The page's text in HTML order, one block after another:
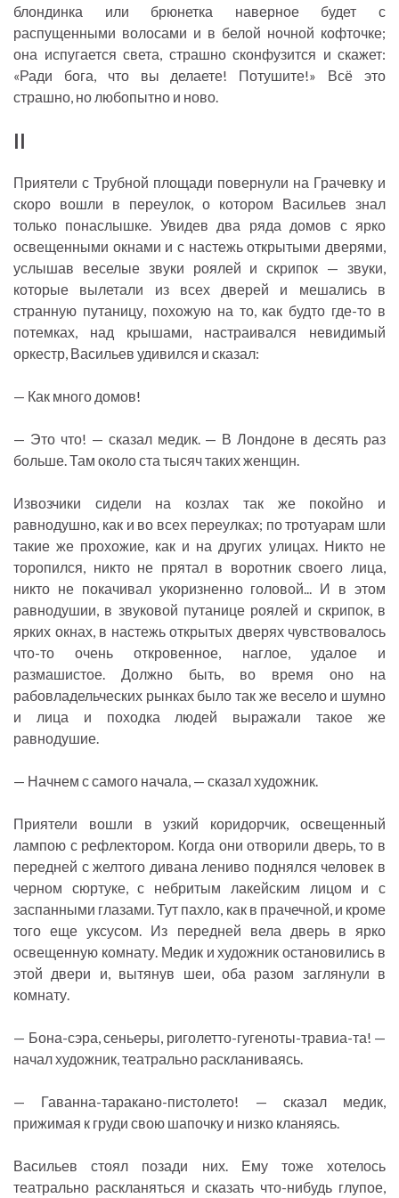
блондинка или брюнетка наверное будет с
распущенными волосами и в белой ночной кофточке;
она испугается света, страшно сконфузится и скажет:
«Ради бога, что вы делаете! Потушите!» Всё это
страшно, но любопытно и ново.
II
Приятели с Трубной площади повернули на Грачевку и
скоро вошли в переулок, о котором Васильев знал
только понаслышке. Увидев два ряда домов с ярко
освещенными окнами и с настежь открытыми дверями,
услышав веселые звуки роялей и скрипок — звуки,
которые вылетали из всех дверей и мешались в
странную путаницу, похожую на то, как будто где-то в
потемках, над крышами, настраивался невидимый
оркестр, Васильев удивился и сказал:
— Как много домов!
— Это что! — сказал медик. — В Лондоне в десять раз
больше. Там около ста тысяч таких женщин.
Извозчики сидели на козлах так же покойно и
равнодушно, как и во всех переулках; по тротуарам шли
такие же прохожие, как и на других улицах. Никто не
торопился, никто не прятал в воротник своего лица,
никто не покачивал укоризненно головой... И в этом
равнодушии, в звуковой путанице роялей и скрипок, в
ярких окнах, в настежь открытых дверях чувствовалось
что-то очень откровенное, наглое, удалое и
размашистое. Должно быть, во время оно на
рабовладельческих рынках было так же весело и шумно
и лица и походка людей выражали такое же
равнодушие.
— Начнем с самого начала, — сказал художник.
Приятели вошли в узкий коридорчик, освещенный
лампою с рефлектором. Когда они отворили дверь, то в
передней с желтого дивана лениво поднялся человек в
черном сюртуке, с небритым лакейским лицом и с
заспанными глазами. Тут пахло, как в прачечной, и кроме
того еще уксусом. Из передней вела дверь в ярко
освещенную комнату. Медик и художник остановились в
этой двери и, вытянув шеи, оба разом заглянули в
комнату.
— Бона-сэра, сеньеры, риголетто-гугеноты-травиа-та! —
начал художник, театрально раскланиваясь.
— Гаванна-таракано-пистолето! — сказал медик,
прижимая к груди свою шапочку и низко кланяясь.
Васильев стоял позади них. Ему тоже хотелось
театрально раскланяться и сказать что-нибудь глупое,